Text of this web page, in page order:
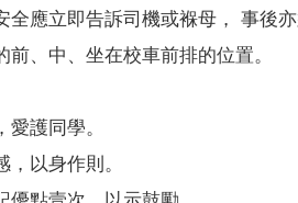
應立即告訴司機或褓母， 事後亦
、中、坐在校車前排的位置。
護同學。
以身作則。